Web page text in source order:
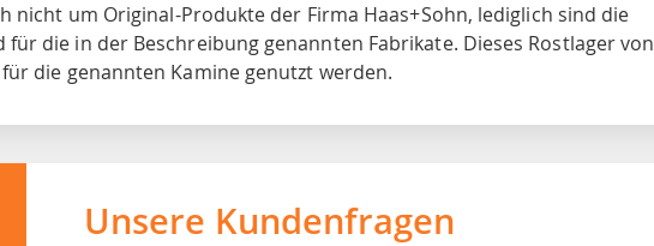
nicht um Original-Produkte der Firma Haas+Sohn, lediglich sind die
für die in der Beschreibung genannten Fabrikate. Dieses Rostlager von
die genannten Kamine genutzt werden.
Unsere Kundenfragen